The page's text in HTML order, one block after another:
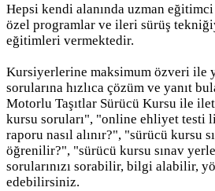
Hepsi kendi alanında uzman
özel programlar ve ileri sürüş
eğitimleri vermektedir.
Kursiyerlerine maksimum özveri ile
sorularına hızlıca çözüm ve yanıt
Motorlu Taşıtlar Sürücü Kursu ile
kursu soruları", "online ehliyet testi
raporu nasıl alınır?", "sürücü kursu
öğrenilir?", "sürücü kursu sınav
sorularınızı sorabilir, bilgi alabilir,
edebilirsiniz.